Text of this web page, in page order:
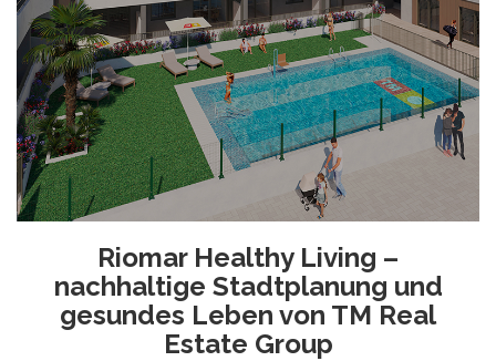
Riomar Healthy Living –
nachhaltige Stadtplanung und
gesundes Leben von TM Real
Estate Group